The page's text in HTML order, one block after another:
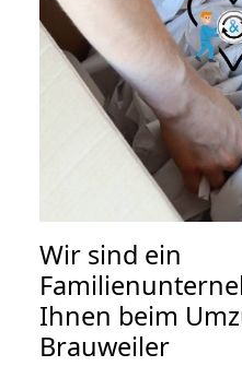
Wir sind ein
Ihnen beim
Brauweiler